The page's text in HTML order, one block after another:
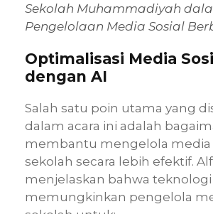
Sekolah Muhammadiyah
Pengelolaan Media Sosial
Optimalisasi Media
dengan AI
Salah satu poin utama yang
dalam acara ini adalah
membantu mengelola media
sekolah secara lebih efektif.
menjelaskan bahwa teknologi
memungkinkan pengelola